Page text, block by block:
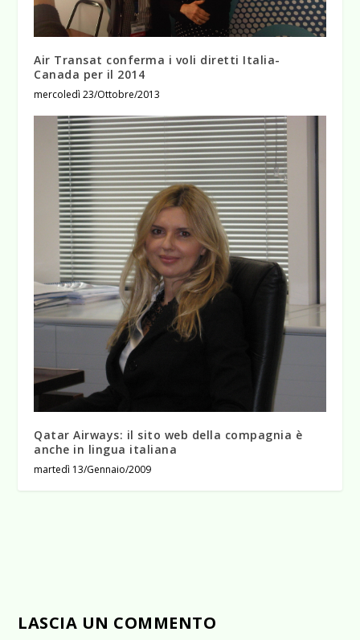
Air Transat conferma i voli diretti Italia-
Canada per il 2014
mercoledì 23/Ottobre/2013
Qatar Airways: il sito web della compagnia è
anche in lingua italiana
martedì 13/Gennaio/2009
LASCIA UN COMMENTO